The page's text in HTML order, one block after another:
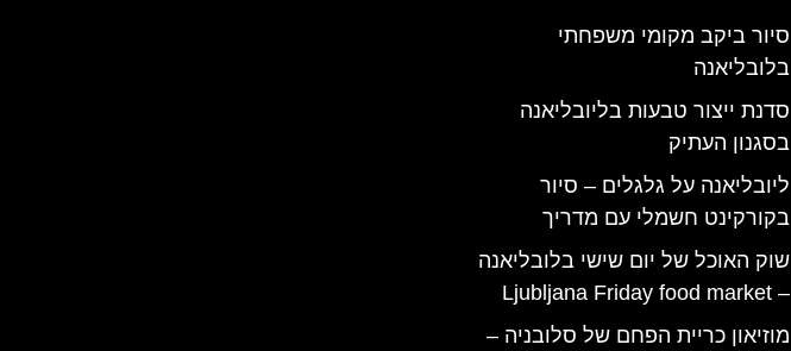
סיור ביקב מקומי משפחתי
בלובליאנה
סדנת ייצור טבעות בליובליאנה
בסגנון העתיק
ליובליאנה על גלגלים – סיור
בקורקינט חשמלי עם מדריך
שוק האוכל של יום שישי בלובליאנה
– Ljubljana Friday food market
מוזיאון כריית הפחם של סלובניה –